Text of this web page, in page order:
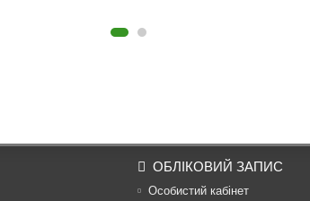
ОБЛІКОВИЙ ЗАПИС
Особистий кабінет